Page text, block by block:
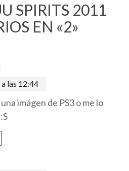
SPIRITS 2011
EN «2»
las 12:44
imágen de PS3 o me lo